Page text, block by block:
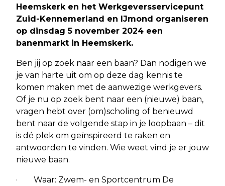
Heemskerk en het Werkgeversservicepunt
Zuid-Kennemerland en IJmond organiseren
op dinsdag 5 november 2024 een
banenmarkt in Heemskerk.
Ben jij op zoek naar een baan? Dan nodigen we
je van harte uit om op deze dag kennis te
komen maken met de aanwezige werkgevers.
Of je nu op zoek bent naar een (nieuwe) baan,
vragen hebt over (om)scholing of benieuwd
bent naar de volgende stap in je loopbaan – dit
is dé plek om geïnspireerd te raken en
antwoorden te vinden. Wie weet vind je er jouw
nieuwe baan.
· Waar: Zwem- en Sportcentrum De